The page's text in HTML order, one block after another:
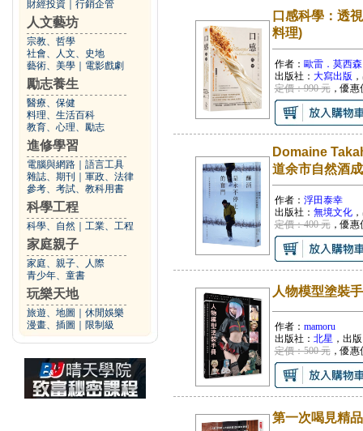
財經投資 行銷企管
人文藝坊
宗教、哲學
社會、人文、史地
藝術、美學
電影戲劇
勵志養生
醫療、保健
料理、生活百科
教育、心理、勵志
進修學習
電腦與網路
語言工具
雜誌、期刊
軍政、法律
參考、考試、教科用書
科學工程
科學、自然 工業、工程
家庭親子
家庭、親子、人際
青少年、童書
玩樂天地
旅遊、地圖
休閒娛樂
漫畫、插圖
限制級
口感科學：透
料理)
作者： 歐雷．莫西
出版社： 大寫出版
定價：990 元，優惠
Domaine
道余市自然酒
作者： 浮田泰幸
出版社： 無境文化
定價：400 元，優惠
人物模型塗裝
作者： mamoru
出版社： 北星 ，出
定價：500 元，優惠
第一次喝見精